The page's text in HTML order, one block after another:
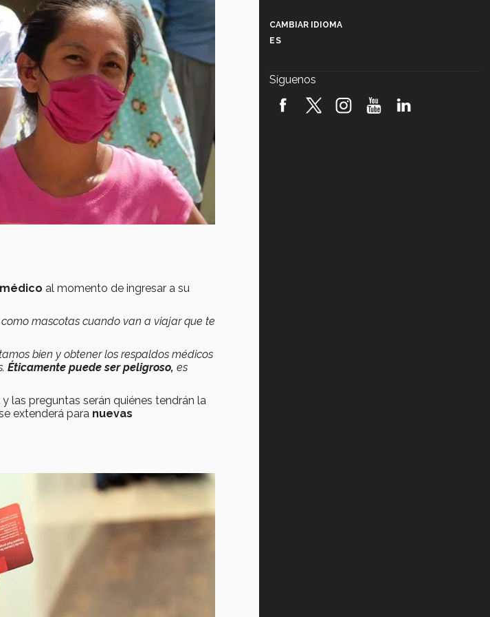
al momento de ingresar a su
mascotas cuando van a viajar que te
bien y obtener los respaldos médicos
Éticamente puede ser peligroso, es
las preguntas serán quiénes tendrán la
extenderá para nuevas
robótica FIRST 2026! (video)
CAMBIAR IDIOMA
ES
Síguenos